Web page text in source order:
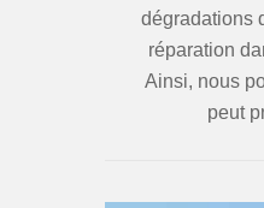
dégradations
réparation
Ainsi, nous
peut